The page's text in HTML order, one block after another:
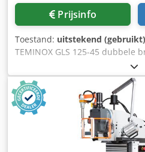
Prijsinfo
Toestand: uitstekend (gebruikt)
TEMINOX GLS 125-45 dubbele
olie + gas. Bouwjaar 2013.